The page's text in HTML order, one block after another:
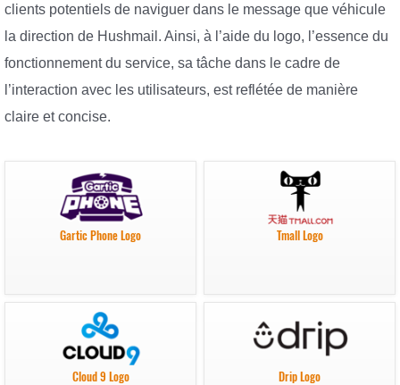
clients potentiels de naviguer dans le message que véhicule
la direction de Hushmail. Ainsi, à l’aide du logo, l’essence du
fonctionnement du service, sa tâche dans le cadre de
l’interaction avec les utilisateurs, est reflétée de manière
claire et concise.
Gartic Phone Logo Tmall Logo
Cloud 9 Logo Drip Logo